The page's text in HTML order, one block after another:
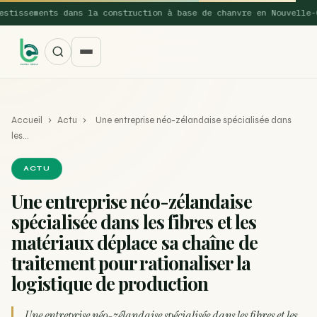
dans la construction à base de chanvre en Nouvelle-
SUGGESTIONS POPULAIRES
Une nouvelle étude montre que la vaporisation du
cannabis réduit de 99…
La recette du Space Cake
Accueil › Actu ›
Une entreprise néo-zélandaise spécialisée dans
les…
ACTU
Une entreprise néo-zélandaise
spécialisée dans les fibres et les
matériaux déplace sa chaîne de
traitement pour rationaliser la
logistique de production